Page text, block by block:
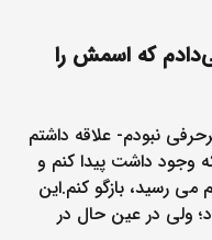
که اسمش را
نبودم- علاقه داشتم
که وجود داشت پیدا کنم و
رسید، بازگو کنم.این
ولی در عین حال در